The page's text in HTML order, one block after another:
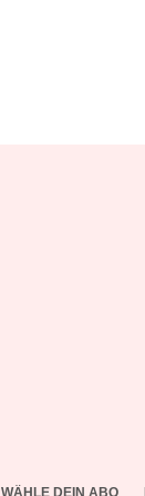
WÄHLE DEIN ABO